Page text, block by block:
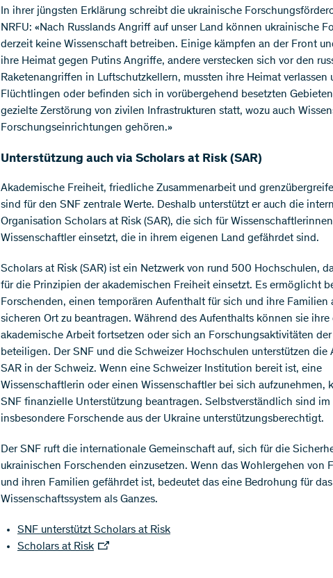
In ihrer jüngsten Erklärung schreibt die ukrainische
NRFU: «Nach Russlands Angriff auf unser Land können ukrainische
derzeit keine Wissenschaft betreiben. Einige kämpfen an der Front
ihre Heimat gegen Putins Angriffe, andere verstecken sich vor den
Raketenangriffen in Luftschutzkellern, mussten ihre Heimat verlassen
Flüchtlingen oder befinden sich in vorübergehend besetzten
gezielte Zerstörung von zivilen Infrastrukturen statt, wozu auch
Forschungseinrichtungen gehören.»
Unterstützung auch via Scholars at Risk (SAR)
Akademische Freiheit, friedliche Zusammenarbeit und
sind für den SNF zentrale Werte. Deshalb unterstützt er auch die
Organisation Scholars at Risk (SAR), die sich für
Wissenschaftler einsetzt, die in ihrem eigenen Land gefährdet sind.
Scholars at Risk (SAR) ist ein Netzwerk von rund 500 Hochschulen,
für die Prinzipien der akademischen Freiheit einsetzt. Es ermöglicht
Forschenden, einen temporären Aufenthalt für sich und ihre Familien
sicheren Ort zu beantragen. Während des Aufenthalts können sie ihre
akademische Arbeit fortsetzen oder sich an Forschungsaktivitäten
beteiligen. Der SNF und die Schweizer Hochschulen unterstützen die
SAR in der Schweiz. Wenn eine Schweizer Institution bereit ist, eine
Wissenschaftlerin oder einen Wissenschaftler bei sich aufzunehmen,
SNF finanzielle Unterstützung beantragen. Selbstverständlich sind
insbesondere Forschende aus der Ukraine unterstützungsberechtigt.
Der SNF ruft die internationale Gemeinschaft auf, sich für die
ukrainischen Forschenden einzusetzen. Wenn das Wohlergehen von
und ihren Familien gefährdet ist, bedeutet das eine Bedrohung für das
Wissenschaftssystem als Ganzes.
SNF unterstützt Scholars at Risk
Scholars at Risk